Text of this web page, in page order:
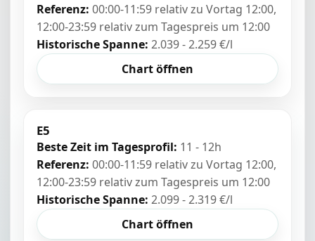
Referenz: 00:00-11:59 relativ zu Vortag 12:00,
12:00-23:59 relativ zum Tagespreis um 12:00
Historische Spanne: 2.039 - 2.259 €/l
Chart öffnen
E5
Beste Zeit im Tagesprofil: 11 - 12h
Referenz: 00:00-11:59 relativ zu Vortag 12:00,
12:00-23:59 relativ zum Tagespreis um 12:00
Historische Spanne: 2.099 - 2.319 €/l
Chart öffnen